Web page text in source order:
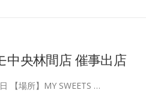
中央林間店 催事出店
【場所】MY SWEETS …